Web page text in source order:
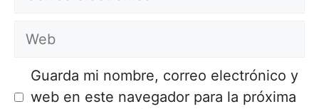
Web
Guarda mi nombre, correo electrónico y
web en este navegador para la próxima